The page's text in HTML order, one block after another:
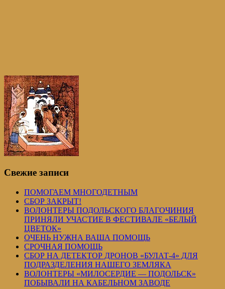
Свежие записи
ПОМОГАЕМ МНОГОДЕТНЫМ
СБОР ЗАКРЫТ!
ВОЛОНТЕРЫ ПОДОЛЬСКОГО БЛАГОЧИНИЯ
ПРИНЯЛИ УЧАСТИЕ В ФЕСТИВАЛЕ «БЕЛЫЙ
ЦВЕТОК»
ОЧЕНЬ НУЖНА ВАША ПОМОЩЬ
СРОЧНАЯ ПОМОЩЬ
СБОР НА ДЕТЕКТОР ДРОНОВ «БУЛАТ-4» ДЛЯ
ПОДРАЗДЕЛЕНИЯ НАШЕГО ЗЕМЛЯКА
ВОЛОНТЕРЫ «МИЛОСЕРДИЕ — ПОДОЛЬСК»
ПОБЫВАЛИ НА КАБЕЛЬНОМ ЗАВОДЕ